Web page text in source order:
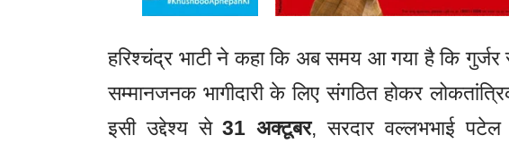
हरिश्चंद्र भाटी ने कहा कि अब समय आ गया है कि
सम्मानजनक भागीदारी के लिए संगठित होकर
इसी उद्देश्य से31 अक्टूबर, सरदार वल्लभभाई